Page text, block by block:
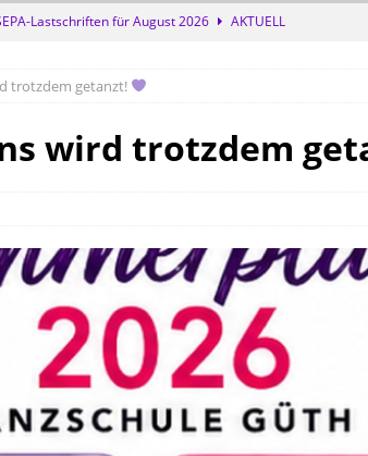
Lastschriften für August 2026
AKTUELL
DEN SOMMER TANZEN? Ja!
Meistertitel für die Tanzschule Güth
trotzdem getanzt!
wird trotzdem